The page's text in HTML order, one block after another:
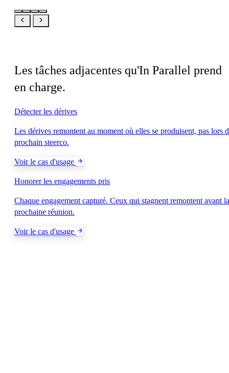
Les tâches adjacentes qu'In Parallel prend
en charge.
Détecter les dérives
Les dérives remontent au moment où elles se produisent, pas lors
prochain steerco.
Voir le cas d'usage
Honorer les engagements pris
Chaque engagement capturé. Ceux qui stagnent remontent avant la
prochaine réunion.
Voir le cas d'usage